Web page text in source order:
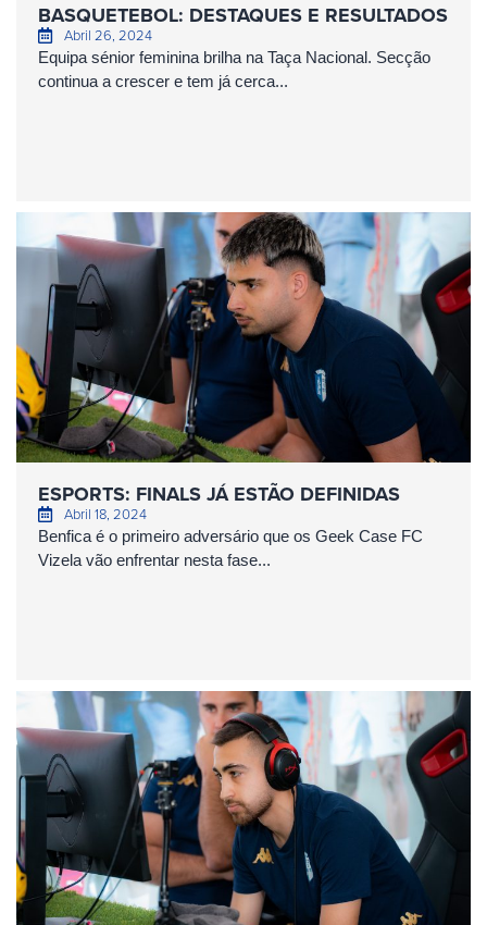
BASQUETEBOL: DESTAQUES E RESULTADOS
Abril 26, 2024
Equipa sénior feminina brilha na Taça Nacional. Secção
continua a crescer e tem já cerca...
ESPORTS: FINALS JÁ ESTÃO DEFINIDAS
Abril 18, 2024
Benfica é o primeiro adversário que os Geek Case FC
Vizela vão enfrentar nesta fase...